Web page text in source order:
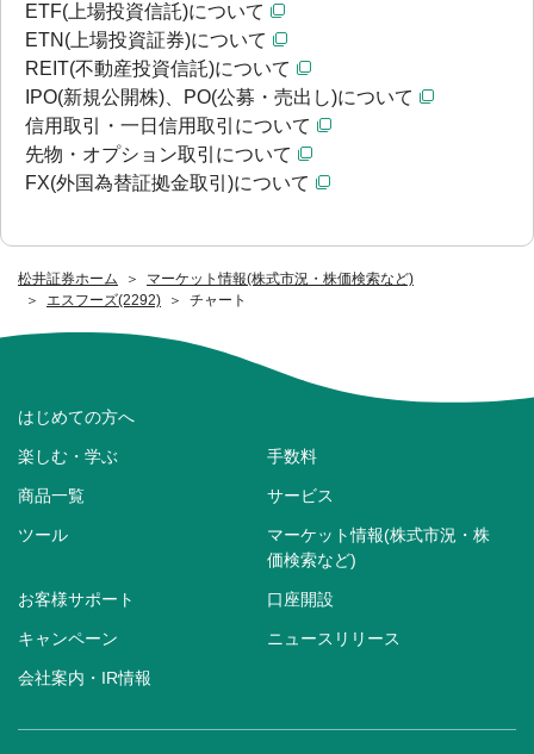
松井証券ホーム
マーケット情報(株式市況・株価検索など)
エスフーズ(2292)
チャート
ETF(上場投資信託)について
ETN(上場投資証券)について
REIT(不動産投資信託)について
IPO(新規公開株)、PO(公募・売出し)について
信用取引・一日信用取引について
先物・オプション取引について
FX(外国為替証拠金取引)について
はじめての方へ
楽しむ・学ぶ 手数料
商品一覧 サービス
ツール
マーケット情報(株式市況・株
価検索など)
お客様サポート 口座開設
キャンペーン ニュースリリース
会社案内・IR情報